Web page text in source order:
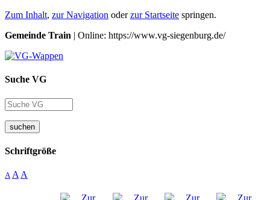
Zum Inhalt, zur Navigation oderzur Startseite springen.
Gemeinde Train | Online: https://www.vg-siegenburg.de/
Suche VG
suchen
Schriftgröße
A A A